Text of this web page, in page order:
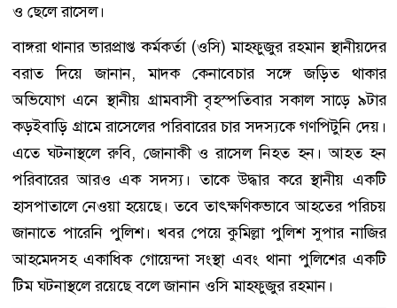
ও ছেলে রাসেল।
বাঙ্গরা থানার ভারপ্রাপ্ত কর্মকর্তা (ওসি) মাহফুজুর রহমান স্থানীয়দের
বরাত দিয়ে জানান, মাদক কেনাবেচার সঙ্গে জড়িত থাকার
অভিযোগ এনে স্থানীয় গ্রামবাসী বৃহস্পতিবার সকাল সাড়ে ৯টার
কড়ইবাড়ি গ্রামে রাসেলের পরিবারের চার সদস্যকে গণপিটুনি দেয়।
এতে ঘটনাস্থলে রুবি, জোনাকী ও রাসেল নিহত হন। আহত হন
পরিবারের আরও এক সদস্য। তাকে উদ্ধার করে স্থানীয় একটি
হাসপাতালে নেওয়া হয়েছে। তবে তাৎক্ষণিকভাবে আহতের পরিচয়
জানাতে পারেনি পুলিশ। খবর পেয়ে কুমিল্লা পুলিশ সুপার নাজির
আহমেদসহ একাধিক গোয়েন্দা সংস্থা এবং থানা পুলিশের একটি
টিম ঘটনাস্থলে রয়েছে বলে জানান ওসি মাহফুজুর রহমান।